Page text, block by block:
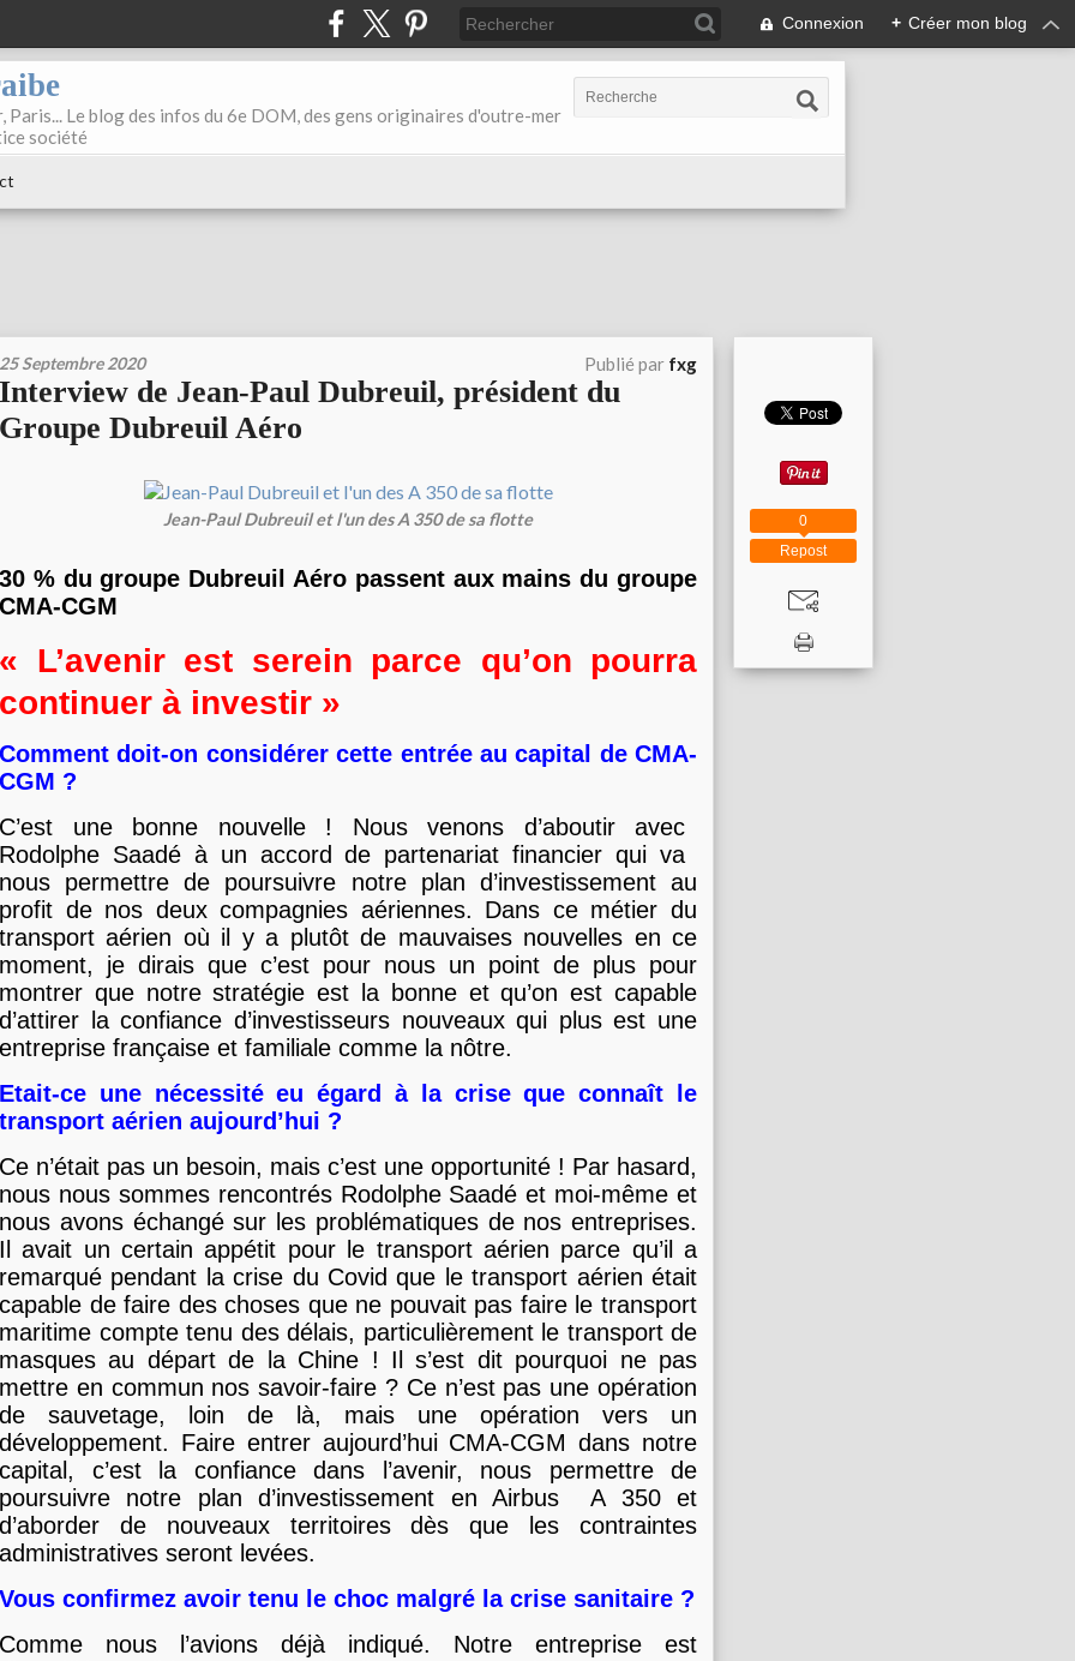
Connexion + Créer mon blog
Paris... Le blog des infos du 6e DOM, des gens originaires d'outre-mer
société
25 Septembre 2020 Publié par fxg
Interview de Jean-Paul Dubreuil, président du
Groupe Dubreuil Aéro
Jean-Paul Dubreuil et l'un des A 350 de sa flotte
30 % du groupe Dubreuil Aéro passent aux mains du groupe
CMA-CGM
« L’avenir est serein parce qu’on pourra
continuer à investir »
Comment doit-on considérer cette entrée au capital de CMA-
CGM ?
C’est une bonne nouvelle ! Nous venons d’aboutir avec
Rodolphe Saadé à un accord de partenariat financier qui va
nous permettre de poursuivre notre plan d’investissement au
profit de nos deux compagnies aériennes. Dans ce métier du
transport aérien où il y a plutôt de mauvaises nouvelles en ce
moment, je dirais que c’est pour nous un point de plus pour
montrer que notre stratégie est la bonne et qu’on est capable
d’attirer la confiance d’investisseurs nouveaux qui plus est une
entreprise française et familiale comme la nôtre.
Etait-ce une nécessité eu égard à la crise que connaît le
transport aérien aujourd’hui ?
Ce n’était pas un besoin, mais c’est une opportunité ! Par hasard,
nous nous sommes rencontrés Rodolphe Saadé et moi-même et
nous avons échangé sur les problématiques de nos entreprises.
Il avait un certain appétit pour le transport aérien parce qu’il a
remarqué pendant la crise du Covid que le transport aérien était
capable de faire des choses que ne pouvait pas faire le transport
maritime compte tenu des délais, particulièrement le transport de
masques au départ de la Chine ! Il s’est dit pourquoi ne pas
mettre en commun nos savoir-faire ? Ce n’est pas une opération
de sauvetage, loin de là, mais une opération vers un
développement. Faire entrer aujourd’hui CMA-CGM dans notre
capital, c’est la confiance dans l’avenir, nous permettre de
poursuivre notre plan d’investissement en Airbus A 350 et
d’aborder de nouveaux territoires dès que les contraintes
administratives seront levées.
Vous confirmez avoir tenu le choc malgré la crise sanitaire ?
Comme nous l’avions déjà indiqué. Notre entreprise est
Repost
0